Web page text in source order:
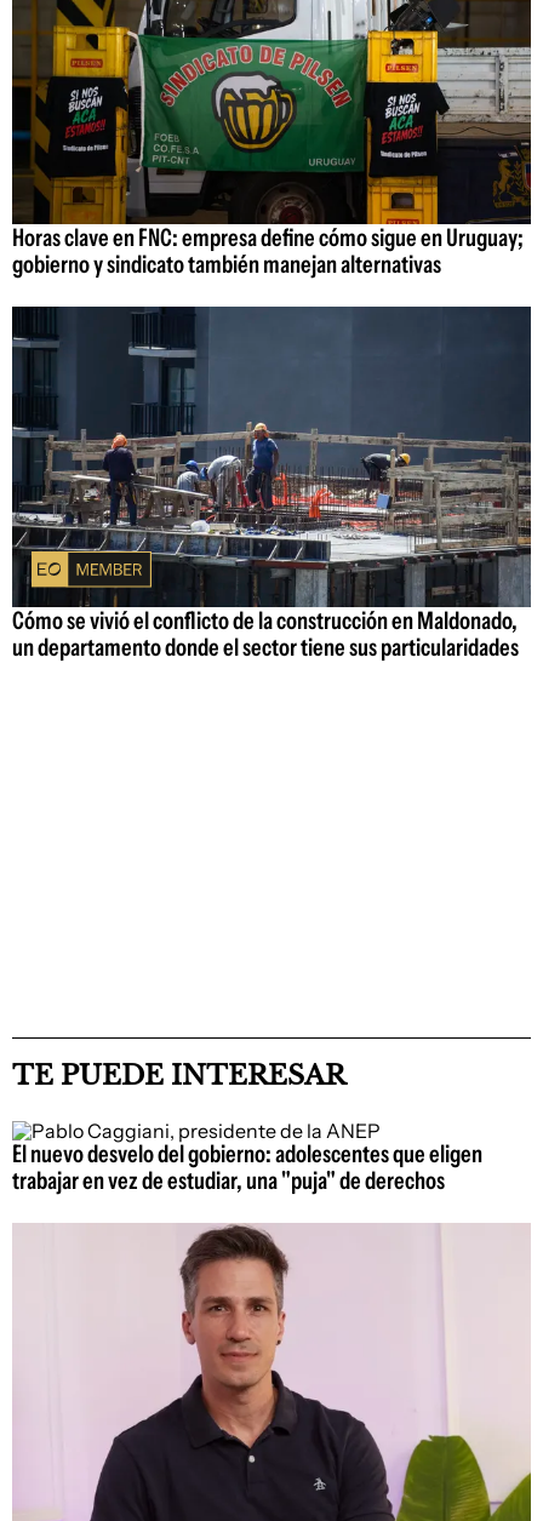
Horas clave en FNC: empresa define cómo sigue en Uruguay;
gobierno y sindicato también manejan alternativas
Cómo se vivió el conflicto de la construcción en Maldonado,
un departamento donde el sector tiene sus particularidades
TE PUEDE INTERESAR
El nuevo desvelo del gobierno: adolescentes que eligen
trabajar en vez de estudiar, una "puja" de derechos